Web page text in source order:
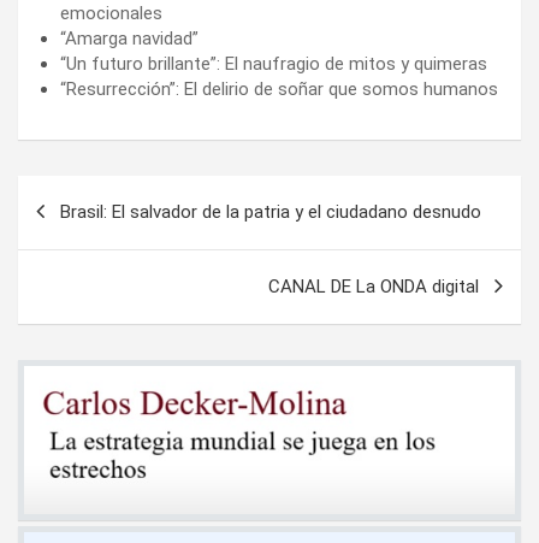
emocionales
“Amarga navidad”
“Un futuro brillante”: El naufragio de mitos y quimeras
“Resurrección”: El delirio de soñar que somos humanos
Brasil: El salvador de la patria y el ciudadano desnudo
CANAL DE La ONDA digital